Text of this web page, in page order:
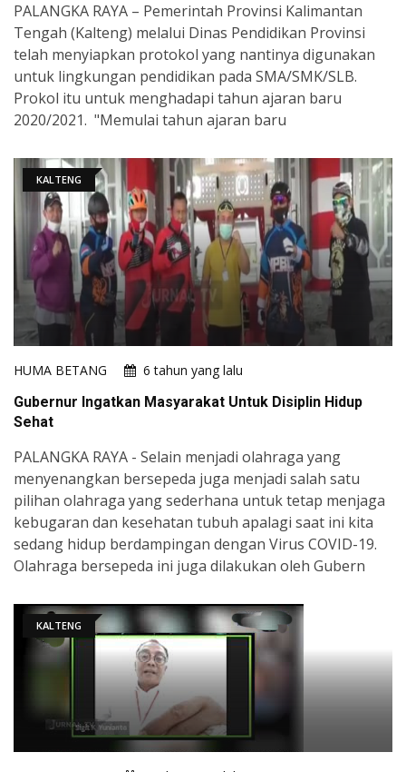
PALANGKA RAYA – Pemerintah Provinsi Kalimantan
Tengah (Kalteng) melalui Dinas Pendidikan Provinsi
telah menyiapkan protokol yang nantinya digunakan
untuk lingkungan pendidikan pada SMA/SMK/SLB.
Prokol itu untuk menghadapi tahun ajaran baru
2020/2021. "Memulai tahun ajaran baru
KALTENG
HUMA BETANG
6 tahun yang lalu
Gubernur Ingatkan Masyarakat Untuk Disiplin Hidup
Sehat
PALANGKA RAYA - Selain menjadi olahraga yang
menyenangkan bersepeda juga menjadi salah satu
pilihan olahraga yang sederhana untuk tetap menjaga
kebugaran dan kesehatan tubuh apalagi saat ini kita
sedang hidup berdampingan dengan Virus COVID-19.
Olahraga bersepeda ini juga dilakukan oleh Gubern
KALTENG